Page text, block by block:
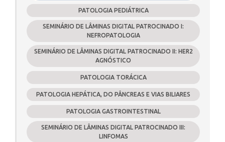
PATOLOGIA PEDIÁTRICA
SEMINÁRIO DE LÂMINAS DIGITAL PATROCINADO I:
NEFROPATOLOGIA
SEMINÁRIO DE LÂMINAS DIGITAL PATROCINADO II: HER2
AGNÓSTICO
PATOLOGIA TORÁCICA
PATOLOGIA HEPÁTICA, DO PÂNCREAS E VIAS BILIARES
PATOLOGIA GASTROINTESTINAL
SEMINÁRIO DE LÂMINAS DIGITAL PATROCINADO III:
LINFOMAS